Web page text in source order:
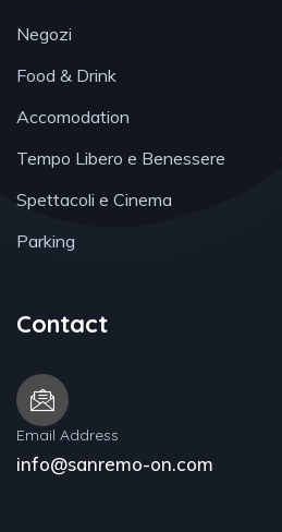
Negozi
Food & Drink
Accomodation
Tempo Libero e Benessere
Spettacoli e Cinema
Parking
Contact
Email Address
info@sanremo-on.com